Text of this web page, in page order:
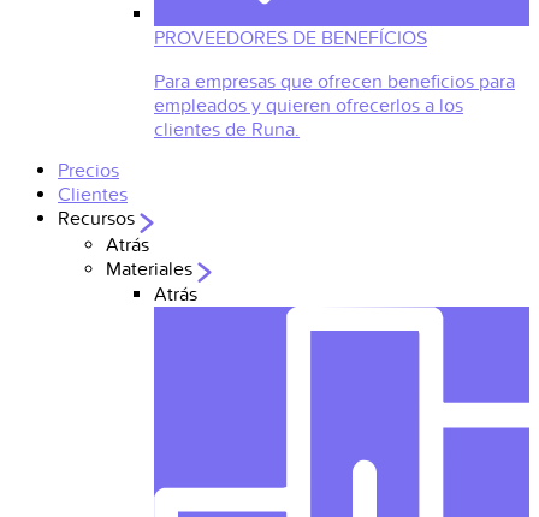
PROVEEDORES DE BENEFÍCIOS
Para empresas que ofrecen beneficios para
empleados y quieren ofrecerlos a los
clientes de Runa.
Precios
Clientes
Recursos
Atrás
Materiales
Atrás